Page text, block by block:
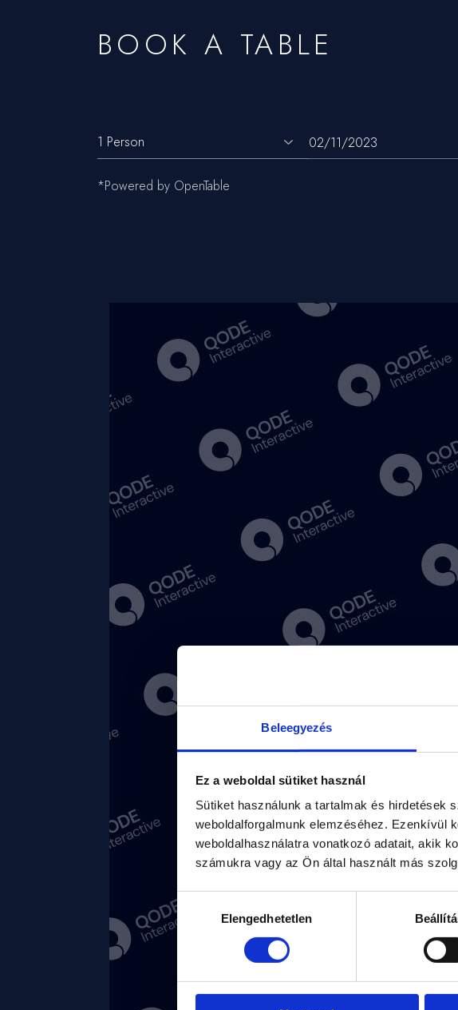
Beleegyezés
Ez a weboldal sütiket használ
Sütiket használunk a tartalmak és hirdetések
weboldalforgalmunk elemzéséhez. Ezenkívül
weboldalhasználatra vonatkozó adatait, akik
számukra vagy az Ön által használt más
Hozzájárulás
kiválasztásaElengedhetetlen
BOOK A TABLE
*Powered by OpenTable